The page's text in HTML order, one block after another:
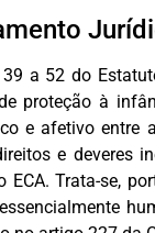
a 52 do
proteção à
e afetivo
e deveres
Trata-se,